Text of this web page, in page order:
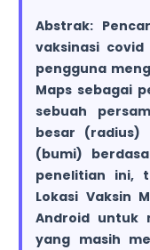
Abstrak:
vaksinasi
pengguna
Maps sebagai
sebuah
besar
(bumi)
penelitian ini,
Lokasi Vaksin
Android untuk
yang masih